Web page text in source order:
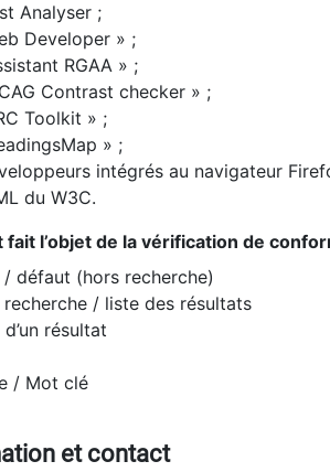
Analyser ;
Developer » ;
RGAA » ;
Contrast checker » ;
Toolkit » ;
» ;
intégrés au navigateur
du W3C.
fait l’objet de la vérification de
/ défaut (hors recherche)
recherche / liste des résultats
résultat
/ Mot clé
et contact